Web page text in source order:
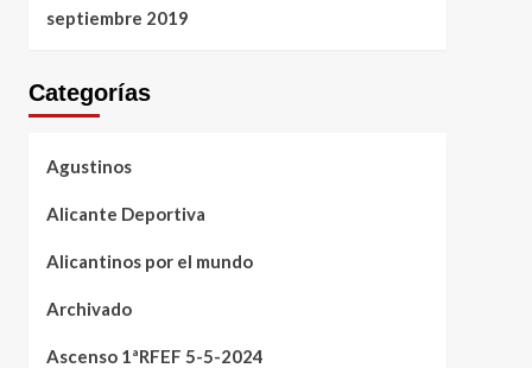
septiembre 2019
Categorías
Agustinos
Alicante Deportiva
Alicantinos por el mundo
Archivado
Ascenso 1ªRFEF 5-5-2024